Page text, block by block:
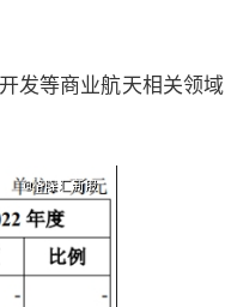
发等商业航天相关领域